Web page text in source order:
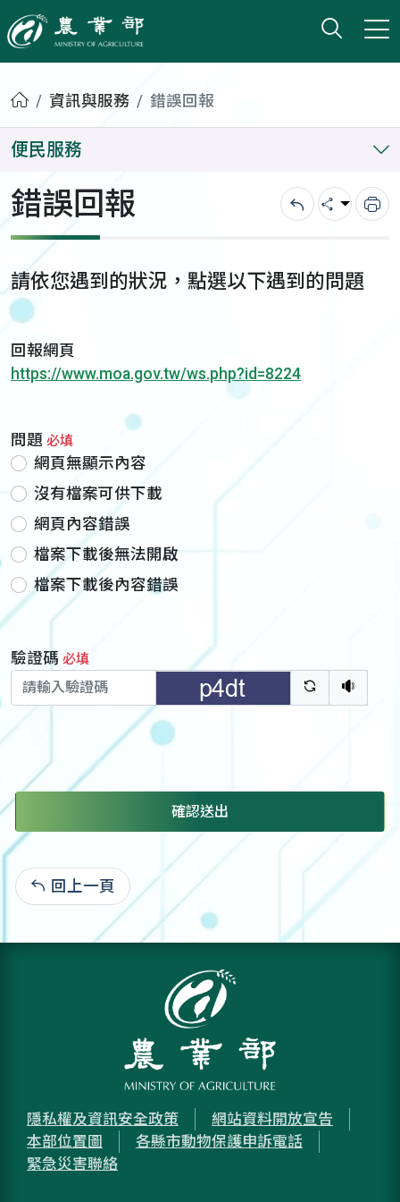
農業部
打開
小版
首頁資訊與服務 錯誤回報
便民服務
錯誤回報 回上一頁
分享 列
請依您遇到的狀況，點選以下遇到的問題
回報網頁
https://www.moa.gov.tw/ws.php?id=8224
問題 必填
網頁無顯示內容
沒有檔案可供下載
網頁內容錯誤
檔案下載後無法開啟
檔案下載後內容錯誤
驗證碼 必填
驗證碼重新
聽語
確認送出
回上一頁
隱私權及資訊安全政策
網站資料開放宣告
本部位置圖
各縣市動物保護申訴電話
緊急災害聯絡